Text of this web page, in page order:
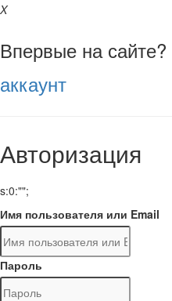
X
Впервые на сайте?
аккаунт
Авторизация
s:0:"";
Имя пользователя или Email
Пароль